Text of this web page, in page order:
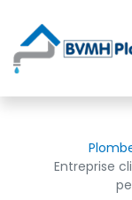
Entreprise